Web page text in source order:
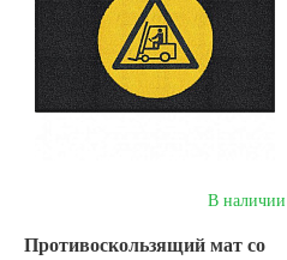
В наличии
Противоскользящий мат со